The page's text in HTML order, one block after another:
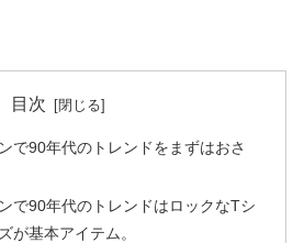
目次
で90年代のトレンドをまずはおさ
で90年代のトレンドはロックなTシ
が基本アイテム。